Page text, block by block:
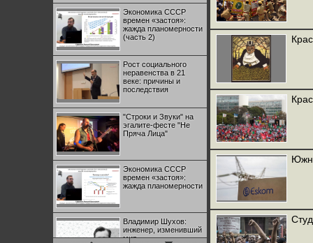
Экономика СССР
времен «застоя»:
жажда планомерности
(часть 2)
Рост социального
неравенства в 21
веке: причины и
последствия
"Строки и Звуки" на
эгалите-фесте "Не
Пряча Лица"
Экономика СССР
времен «застоя»:
жажда планомерности
Владимир Шухов:
инженер, изменивший
мир